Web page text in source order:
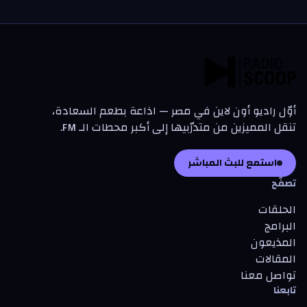
أوّل راديو أون لاين في مصر — اذاعة بطعم السعادة،
تنقل المميزين من متدرّبيها إلى أكبر محطات الـ FM.
استمع للبث المباشر
تصفّح
الحلقات
البرامج
المذيعون
المقالات
تواصل معنا
تابعنا